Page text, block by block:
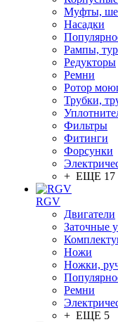
Муфты,
Насадки
Рампы,
Редукторы
Ремни
Ротор
Трубки,
Фильтры
Фитинги
Форсунки
+ ЕЩЕ 17
RGV
Двигатели
Заточные
Ножи
Ножки,
Ремни
+ ЕЩЕ 5